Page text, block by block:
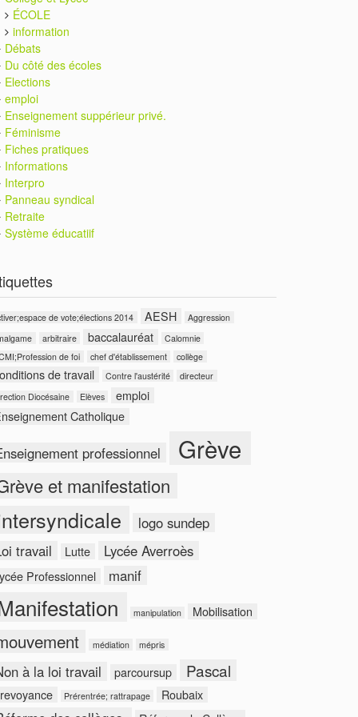
ÉCOLE
information
Débats
Du côté des écoles
Elections
emploi
Enseignement suppérieur privé.
Féminisme
Fiches pratiques
Informations
Interpro
Panneau syndical
Retraite
Système éducatiif
de vote;élections 2014 AESH
Aggression
arbitraire baccalauréat
Calomnie
de foi
chef d'établissement collège
de travail Contre l'austérité
directeur
Diocésaine
Elèves
emploi
Catholique
professionnel Grève
et manifestation
logo sundep
travail
Lutte Lycée Averroès
Professionnel manif
manipulation Mobilisation
médiation mépris
à la loi travail parcoursup Pascal
Prérentrée; rattrapage Roubaix